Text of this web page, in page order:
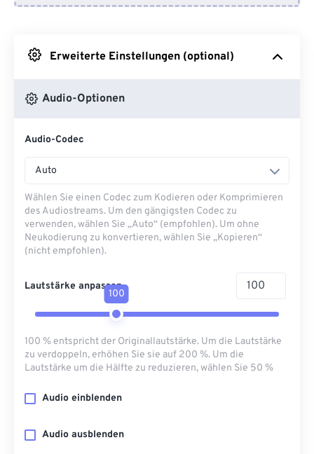
Erweiterte Einstellungen (optional)
Audio-Optionen
Audio-Codec
Auto
Wählen Sie einen Codec zum Kodieren oder Komprimieren
des Audiostreams. Um den gängigsten Codec zu
verwenden, wählen Sie „Auto“ (empfohlen). Um ohne
Neukodierung zu konvertieren, wählen Sie „Kopieren“
(nicht empfohlen).
Lautstärke anpassen
100
100 % entspricht der Originallautstärke. Um die Lautstärke
zu verdoppeln, erhöhen Sie sie auf 200 %. Um die
Lautstärke um die Hälfte zu reduzieren, wählen Sie 50 %
Audio einblenden
Audio ausblenden